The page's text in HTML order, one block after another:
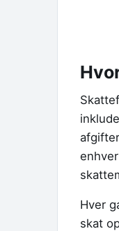
Hver
skat